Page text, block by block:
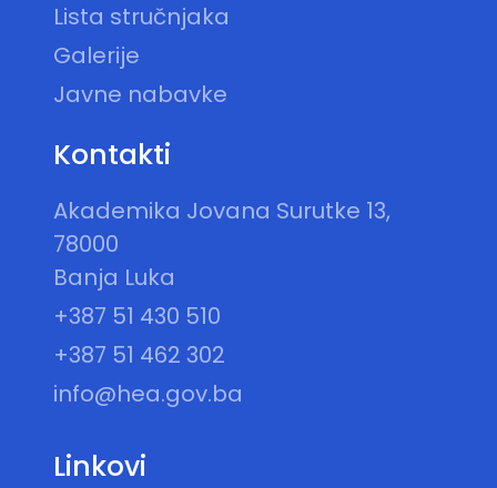
Lista stručnjaka
Galerije
Javne nabavke
Kontakti
Akademika Jovana Surutke 13,
78000
Banja Luka
+387 51 430 510
+387 51 462 302
info@hea.gov.ba
Linkovi